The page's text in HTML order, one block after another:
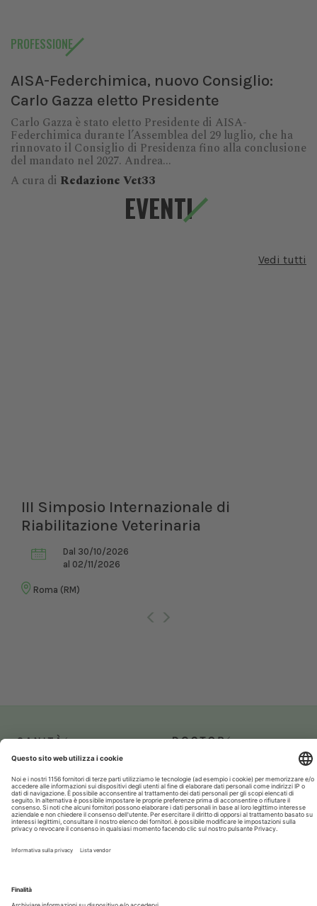
PROFESSIONE
AISA-Federchimica, nuovo Consiglio:
Carlo Gazza eletto Presidente
Carlo Gazza è stato eletto Presidente di AISA-
Federchimica durante l’Assemblea del 29 luglio, che ha
rinnovato il Consiglio di Presidenza fino alla conclusione
del mandato nel 2027. Andrea...
A cura di Redazione Vet33
EVENTI
Vedi tutti
III Simposio Internazionale di
Riabilitazione Veterinaria
Dal 30/10/2026
al 02/11/2026
Roma (RM)